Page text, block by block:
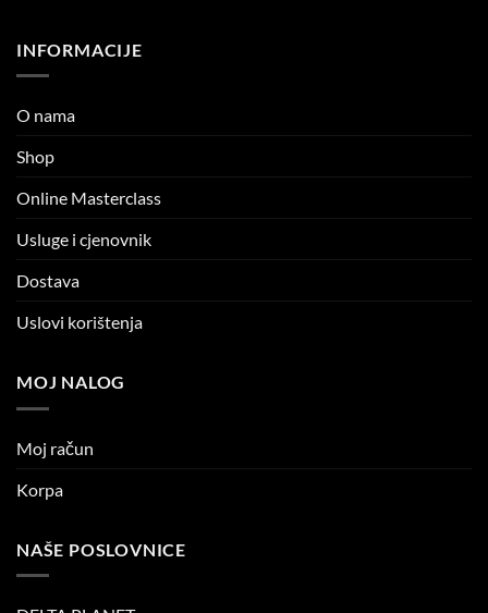
INFORMACIJE
O nama
Shop
Online Masterclass
Usluge i cjenovnik
Dostava
Uslovi korištenja
MOJ NALOG
Moj račun
Korpa
NAŠE POSLOVNICE